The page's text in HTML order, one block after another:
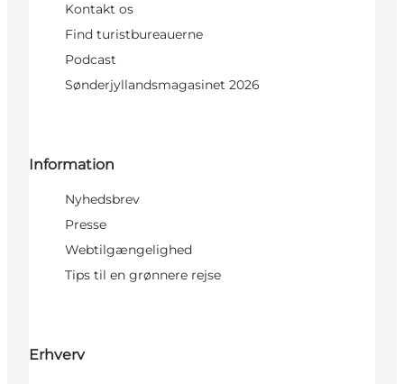
Kontakt os
Find turistbureauerne
Podcast
Sønderjyllandsmagasinet 2026
Information
Nyhedsbrev
Presse
Webtilgængelighed
Tips til en grønnere rejse
Erhverv